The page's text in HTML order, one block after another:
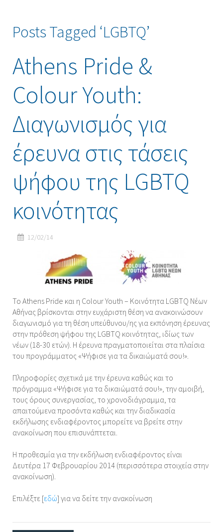
Posts Tagged ‘LGBTQ’
Athens Pride &
Colour Youth:
Διαγωνισμός για
έρευνα στις τάσεις
ψήφου της LGBTQ
κοινότητας
12/02/14
Το Athens Pride και η Colour Youth – Κοινότητα LGBTQ Νέων
Αθήνας βρίσκονται στην ευχάριστη θέση να ανακοινώσουν
διαγωνισμό για τη θέση υπεύθυνου/ης για εκπόνηση έρευνας
στην πρόθεση ψήφου της LGBTQ κοινότητας, ιδίως των
νέων (18-30 ετών). Η έρευνα πραγματοποιείται στα πλαίσια
του προγράμματος «Ψήφισε για τα δικαιώματά σου!».
Πληροφορίες σχετικά με την έρευνα καθώς και το
πρόγραμμα «Ψήφισε για τα δικαιώματά σου!», την αμοιβή,
τους όρους συνεργασίας, το χρονοδιάγραμμα, τα
απαιτούμενα προσόντα καθώς και την διαδικασία
εκδήλωσης ενδιαφέροντος μπορείτε να βρείτε στην
ανακοίνωση που επισυνάπτεται.
Η προθεσμία για την εκδήλωση ενδιαφέροντος είναι
Δευτέρα 17 Φεβρουαρίου 2014 (περισσότερα στοιχεία στην
ανακοίνωση).
Επιλέξτε [εδώ] για να δείτε την ανακοίνωση